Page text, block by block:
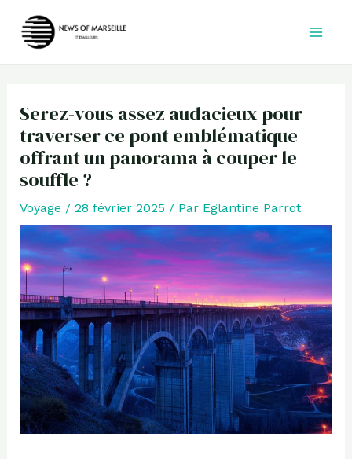
Serez-vous assez audacieux pour
traverser ce pont emblématique
offrant un panorama à couper le
souffle ?
Voyage / 28 février 2025 / Par Eglantine Parrot